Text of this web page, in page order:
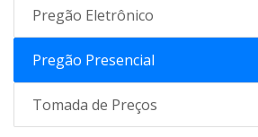
Pregão Eletrônico
Pregão Presencial
Tomada de Preços